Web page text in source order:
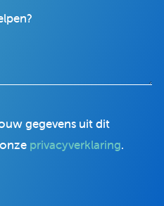
gegevens uit dit
privacyverklaring.